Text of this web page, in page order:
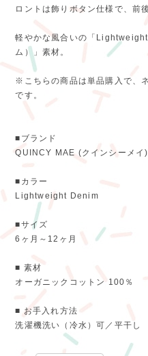
ロントは飾りボタン仕様で、前
軽やかな風合いの「
ム）」素材。
※こちらの商品は単品購入で、
です。
■ブランド
QUINCY MAE (クインシーメイ)
■カラー
Lightweight Denim
■サイズ
6ヶ月～12ヶ月
■ 素材
オーガニックコットン 100％
■ お手入れ方法
洗濯機洗い（冷水）可／平干し